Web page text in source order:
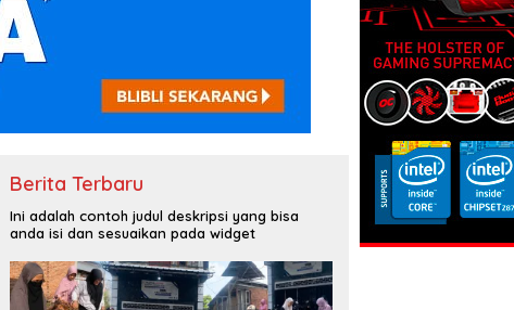
Berita Terbaru
Ini adalah contoh judul deskripsi yang bisa
anda isi dan sesuaikan pada widget